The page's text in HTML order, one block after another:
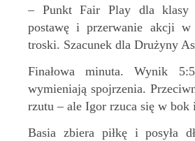
– Punkt Fair Play dla klasy
postawę i przerwanie akcji w
troski. Szacunek dla Drużyny
Finałowa minuta. Wynik
wymieniają spojrzenia.
rzutu – ale Igor rzuca się w bok
Basia zbiera piłkę i posyła